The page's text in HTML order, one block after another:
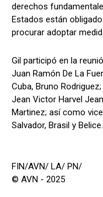
derechos
Estados están
procurar adoptar
Gil participó en la
Juan Ramón De La
Cuba, Bruno
Jean Victor Harvel
Martinez; así como
Salvador, Brasil y Belice.
FIN/AVN/ LA/ PN/
© AVN - 2025